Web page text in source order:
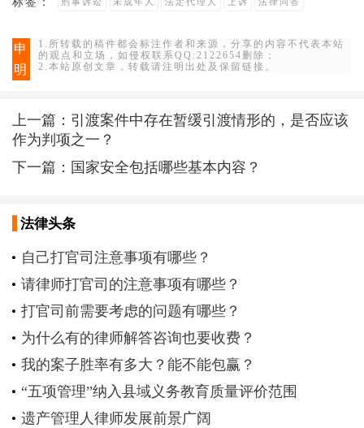
申
明
1.所转载的稿件都会标注作者和来源，分享的内容不代表本站
的观点和立场，如侵权联系QQ:2122654删除；
2.本站原创文章，转载请注明出处及保留链接。
上一篇： 引渡案件中存在暂缓引渡情形的，是否应该
作为判项之一？
下一篇： 国家安全包括哪些基本内容？
法律头条
自己打官司注意事项有哪些？
请律师打官司的注意事项有哪些？
打官司前需要考虑的问题有哪些？
为什么有的律师解答咨询也要收费？
我的案子胜率有多大？能不能包赢？
“五项管理”纳入县域义务教育质量评价范围
遗产管理人律师发展前景广阔